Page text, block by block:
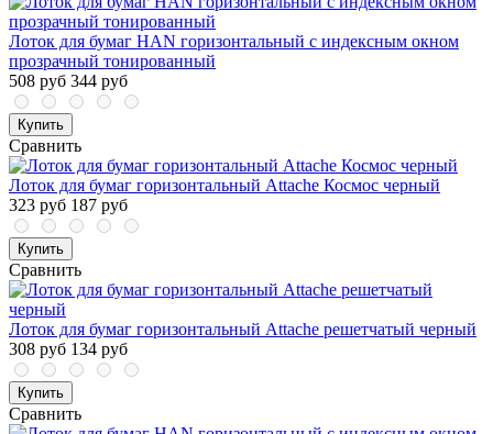
Лоток для бумаг HAN горизонтальный с индексным окном
прозрачный тонированный
508 руб 344 руб
Купить
Сравнить
Лоток для бумаг горизонтальный Attache Космос черный
323 руб 187 руб
Купить
Сравнить
Лоток для бумаг горизонтальный Attache решетчатый черный
308 руб 134 руб
Купить
Сравнить